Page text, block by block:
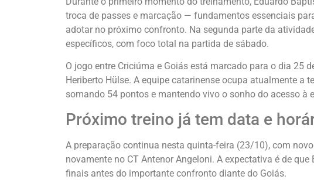
troca de passes e marcação — fundamentos essenciais
adotar no próximo confronto. Na segunda parte da
específicos, com foco total na partida de sábado.
O jogo entre Criciúma e Goiás está marcado para o dia 25
Heriberto Hülse. A equipe catarinense ocupa atualmente a
somando 54 pontos e mantendo vivo o sonho do acesso à
Próximo treino já tem data e
A preparação continua nesta quinta-feira (23/10), com
novamente no CT Antenor Angeloni. A expectativa é de
finais antes do importante confronto diante do Goiás.